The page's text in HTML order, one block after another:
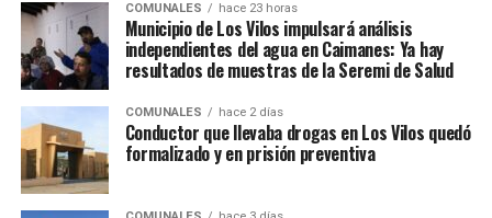
COMUNALES hace 23 horas
Municipio de Los Vilos impulsará análisis
independientes del agua en Caimanes: Ya hay
resultados de muestras de la Seremi de Salud
COMUNALES hace 2 días
Conductor que llevaba drogas en Los Vilos quedó
formalizado y en prisión preventiva